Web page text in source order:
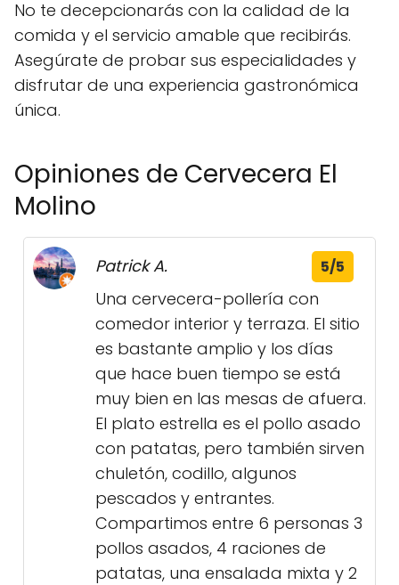
No te decepcionarás con la calidad de la
comida y el servicio amable que recibirás.
Asegúrate de probar sus especialidades y
disfrutar de una experiencia gastronómica
única.
Opiniones de Cervecera El
Molino
Patrick A. 5/5
Una cervecera-pollería con
comedor interior y terraza. El sitio
es bastante amplio y los días
que hace buen tiempo se está
muy bien en las mesas de afuera.
El plato estrella es el pollo asado
con patatas, pero también sirven
chuletón, codillo, algunos
pescados y entrantes.
Compartimos entre 6 personas 3
pollos asados, 4 raciones de
patatas, una ensalada mixta y 2